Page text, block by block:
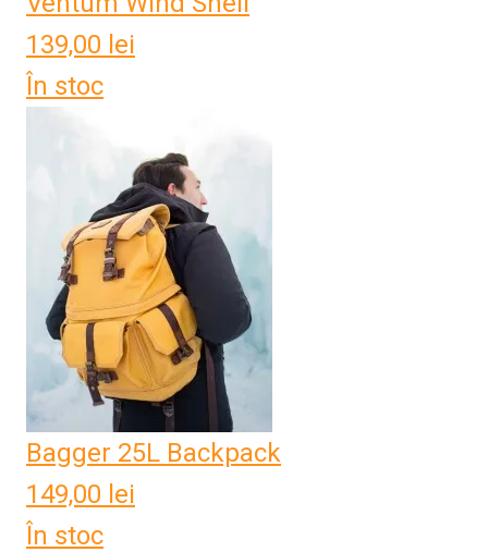
139,00 lei
În stoc
Bagger 25L Backpack
149,00 lei
În stoc